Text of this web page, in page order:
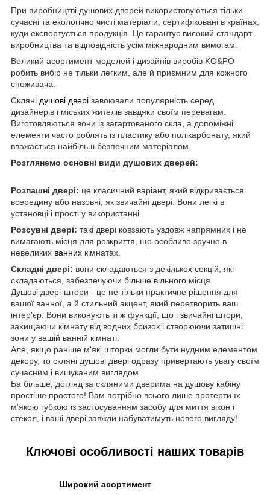
При виробництві душових дверей використовуються тільки
сучасні та екологічно чисті матеріали, сертифіковані в країнах,
куди експортується продукція. Це гарантує високий стандарт
виробництва та відповідність усім міжнародним вимогам.
Великий асортимент моделей і дизайнів виробів KO&PO
робить вибір не тільки легким, але й приємним для кожного
споживача.
Скляні душові двері завоювали популярність серед
дизайнерів і міських жителів завдяки своїм перевагам.
Виготовляються вони із загартованого скла, а допоміжні
елементи часто роблять із пластику або полікарбонату, який
вважається найбільш безпечним матеріалом.
Розглянемо основні види душових дверей:
Розпашні двері: це класичний варіант, який відкривається
всередину або назовні, як звичайні двері. Вони легкі в
установці і прості у використанні.
Розсувні двері: такі двері ковзають уздовж напрямних і не
вимагають місця для розкриття, що особливо зручно в
невеликих ванних кімнатах.
Складні двері: вони складаються з декількох секцій, які
складаються, забезпечуючи більше вільного місця.
Душові двері-штори - це не тільки практичне рішення для
вашої ванної, а й стильний акцент, який перетворить ваш
інтер'єр. Вони виконують ті ж функції, що і звичайні штори,
захищаючи кімнату від водних бризок і створюючи затишні
зони у вашій ванній кімнаті.
Але, якщо раніше м'які шторки могли бути нудним елементом
декору, то скляні душові двері одразу привертають увагу своїм
сучасним і вишуканим виглядом.
Ба більше, догляд за скляними дверима на душову кабіну
простіше простого! Вам потрібно всього лише протерти їх
м'якою губкою із застосуванням засобу для миття вікон і
стекол, і ваші двері завжди набуватимуть нового вигляду!
Ключові особливості наших товарів
Широкий асортимент